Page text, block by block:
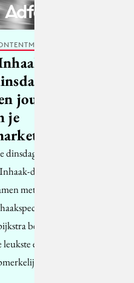
Zet
journalist
je
dinsdag op Molblog
dinsdag.
met blogger en
Gonnie
bespreken we
leukste en